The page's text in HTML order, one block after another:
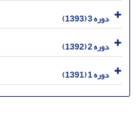
دوره 3 (1393)
دوره 2 (1392)
دوره 1 (1391)